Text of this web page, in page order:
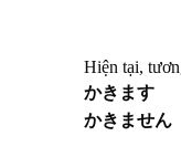
Hiện tại,
かきます
かきません